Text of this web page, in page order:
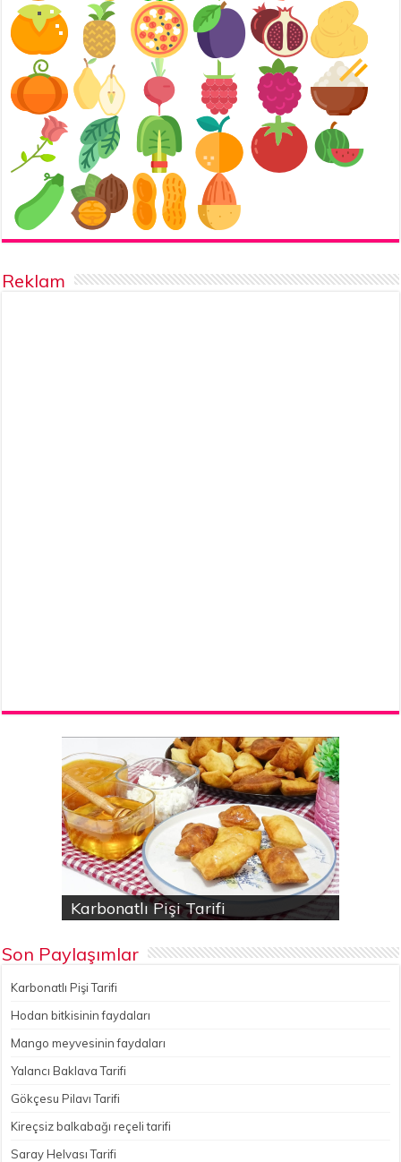
Reklam
Karbonatlı Pişi Tarifi
Hodan bitkisinin faydaları
Yalancı Baklava Tarifi
Gökçesu Pilavı Tarifi
Nohutlu kereviz yemeği
Son Paylaşımlar
Karbonatlı Pişi Tarifi
Hodan bitkisinin faydaları
Mango meyvesinin faydaları
Yalancı Baklava Tarifi
Gökçesu Pilavı Tarifi
Kireçsiz balkabağı reçeli tarifi
Saray Helvası Tarifi